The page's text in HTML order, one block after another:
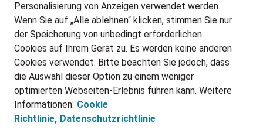
STANDORTE
BLOG
PRESSE
KONTAKT
@Adecco 2026
IMPRESSUM
DATENSCHUTZ
Personalisierung von Anzeigen verwendet werden.
Wenn Sie auf „Alle ablehnen“ klicken, stimmen Sie nur
der Speicherung von unbedingt erforderlichen
Cookies auf Ihrem Gerät zu. Es werden keine anderen
Cookies verwendet. Bitte beachten Sie jedoch, dass
die Auswahl dieser Option zu einem weniger
optimierten Webseiten-Erlebnis führen kann. Weitere
Informationen: Cookie
Richtlinie, Datenschutzrichtlinie